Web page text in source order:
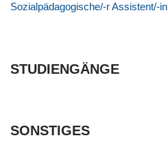
Sozialpädagogische/-r Assistent/-in
STUDIENGÄNGE
SONSTIGES